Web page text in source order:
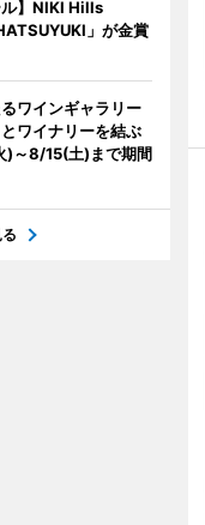
ル】NIKI Hills
」が金賞
ワインギャラリー
ワイナリーを結ぶ
)～8/15(土)まで期間